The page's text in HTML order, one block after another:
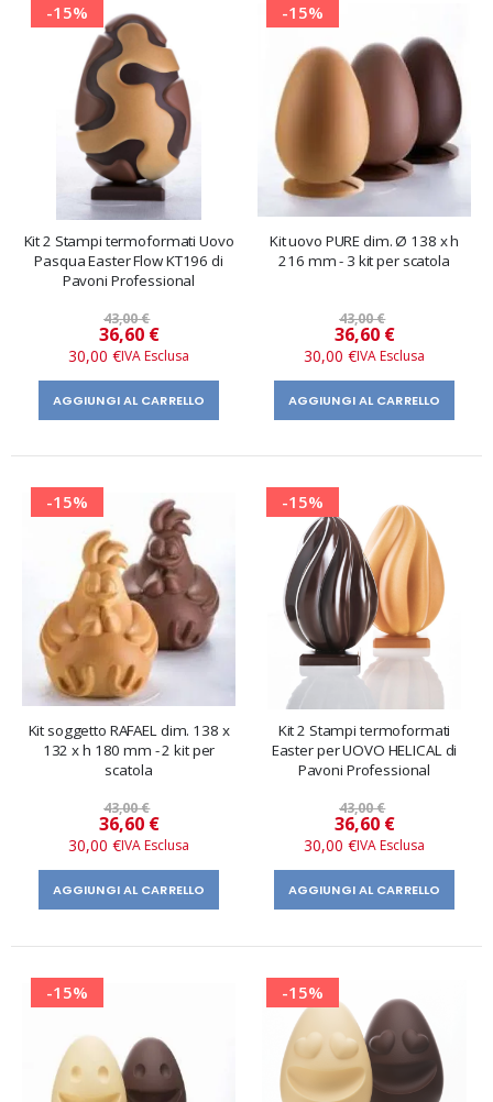
-15%
Kit 2 Stampi termoformati Uovo
Pasqua Easter Flow KT196 di
Pavoni Professional
43,00 €
Prezzo
speciale
36,60 €
30,00 €
AGGIUNGI AL CARRELLO
-15%
Kit uovo PURE dim. Ø 138 x h
216 mm - 3 kit per scatola
43,00 €
Prezzo
speciale
36,60 €
30,00 €
AGGIUNGI AL CARRELLO
-15%
Kit soggetto RAFAEL dim. 138 x
132 x h 180 mm - 2 kit per
scatola
43,00 €
Prezzo
speciale
36,60 €
30,00 €
AGGIUNGI AL CARRELLO
-15%
Kit 2 Stampi termoformati
Easter per UOVO HELICAL di
Pavoni Professional
43,00 €
Prezzo
speciale
36,60 €
30,00 €
AGGIUNGI AL CARRELLO
-15% -15%